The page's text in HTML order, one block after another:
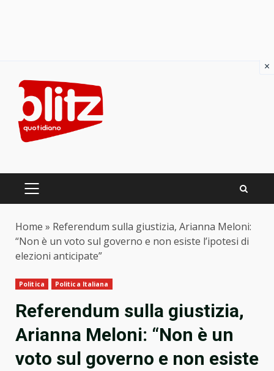
content
PRIMARY
Home » Referendum sulla giustizia, Arianna Meloni:
“Non è un voto sul governo e non esiste l’ipotesi di
elezioni anticipate”
Politica Politica Italiana
Referendum sulla giustizia,
Arianna Meloni: “Non è un
voto sul governo e non esiste
×